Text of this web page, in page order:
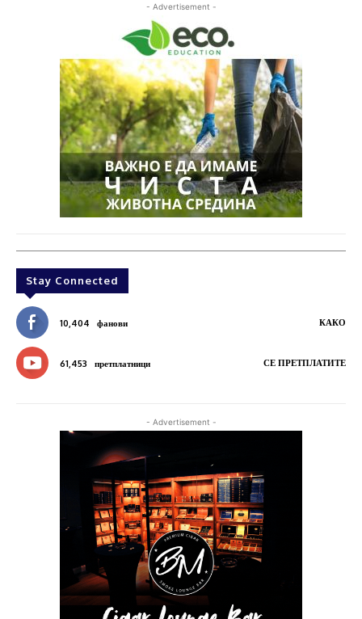
- Advertisement -
Stay Connected
10,404 фанови КАКО
61,453 претплатници СЕ ПРЕТПЛАТИТЕ
- Advertisement -